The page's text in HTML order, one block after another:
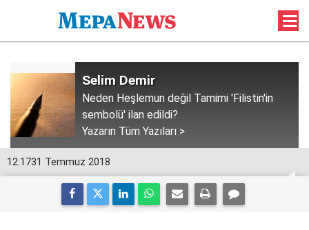
Selim Demir
Neden Heşlemun değil Tamimi 'Filistin'in
sembolü' ilan edildi?
Yazarın Tüm Yazıları >
12:1731 Temmuz 2018